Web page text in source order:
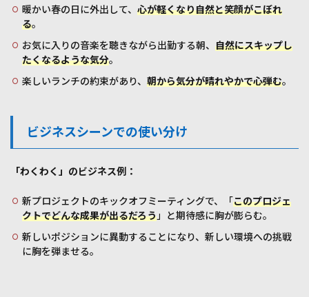
暖かい春の日に外出して、 心が軽くなり自然と笑顔がこぼれ
る。
お気に入りの音楽を聴きながら出勤する朝、 自然にスキップし
たくなるような気分。
楽しいランチの約束があり、 朝から気分が晴れやかで心弾む。
ビジネスシーンでの使い分け
「わくわく」のビジネス例：
新プロジェクトのキックオフミーティングで、「このプロジェ
クトでどんな成果が出るだろう」と期待感に胸が膨らむ。
新しいポジションに異動することになり、新しい環境への挑戦
に胸を弾ませる。